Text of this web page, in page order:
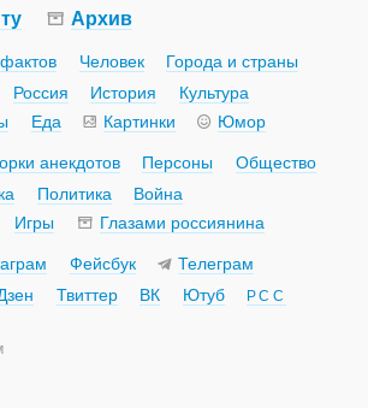
Архив
Человек
Города и страны
Россия История
Культура
Еда Картинки Юмор
анекдотов Персоны
Общество
Политика
Война
Игры Глазами россиянина
Фейсбук
Телеграм
Твиттер ВК Ютуб РСС